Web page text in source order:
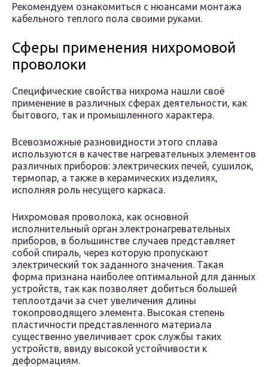
Рекомендуем ознакомиться с нюансами монтажа
кабельного теплого пола своими руками.
Сферы применения нихромовой
проволоки
Специфические свойства нихрома нашли своё
применение в различных сферах деятельности, как
бытового, так и промышленного характера.
Всевозможные разновидности этого сплава
используются в качестве нагревательных элементов
различных приборов: электрических печей, сушилок,
термопар, а также в керамических изделиях,
исполняя роль несущего каркаса.
Нихромовая проволока, как основной
исполнительный орган электронагревательных
приборов, в большинстве случаев представляет
собой спираль, через которую пропускают
электрический ток заданного значения. Такая
форма признана наиболее оптимальной для данных
устройств, так как позволяет добиться большей
теплоотдачи за счет увеличения длины
токопроводящего элемента. Высокая степень
пластичности представленного материала
существенно увеличивает срок службы таких
устройств, ввиду высокой устойчивости к
деформациям.